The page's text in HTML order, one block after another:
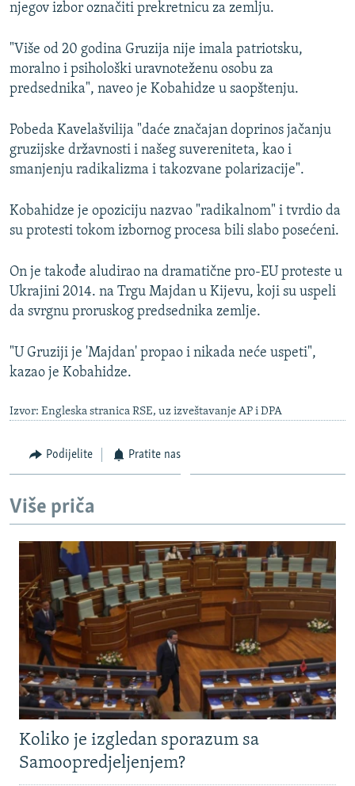
njegov izbor označiti prekretnicu za zemlju.
"Više od 20 godina Gruzija nije imala patriotsku,
moralno i psihološki uravnoteženu osobu za
predsednika", naveo je Kobahidze u saopštenju.
Pobeda Kavelašvilija "daće značajan doprinos jačanju
gruzijske državnosti i našeg suvereniteta, kao i
smanjenju radikalizma i takozvane polarizacije".
Kobahidze je opoziciju nazvao "radikalnom" i tvrdio da
su protesti tokom izbornog procesa bili slabo posećeni.
On je takođe aludirao na dramatične pro-EU proteste u
Ukrajini 2014. na Trgu Majdan u Kijevu, koji su uspeli
da svrgnu proruskog predsednika zemlje.
"U Gruziji je 'Majdan' propao i nikada neće uspeti",
kazao je Kobahidze.
Izvor: Engleska stranica RSE, uz izveštavanje AP i DPA
Podijelite Pratite nas
Više priča
Koliko je izgledan sporazum sa
Samoopredjeljenjem?